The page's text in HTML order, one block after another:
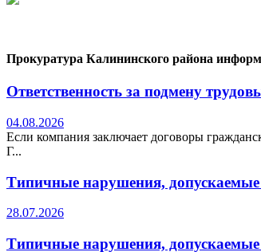
Прокуратура Калининского района
Ответственность за подмену
04.08.2026
Если компания заключает договоры
Г...
Типичные нарушения, допускаемые
28.07.2026
Типичные нарушения, допускаемые